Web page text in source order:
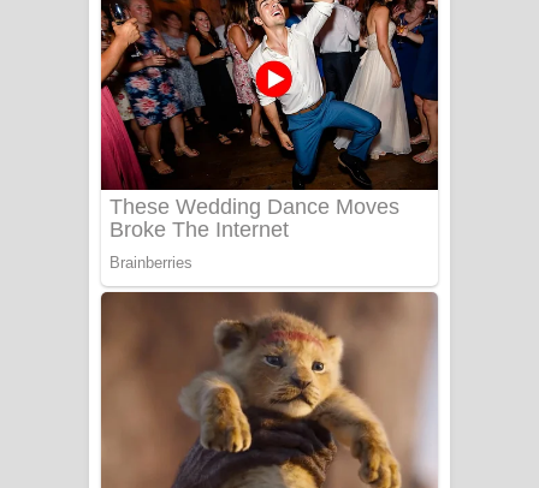
Gemak Deela Song Lyrics - ගේමක් දීලා
ගීතයේ පද පෙළ
Niwuna Numba Hinda Song Lyrics -
නිවුනා නුඹ හින්දා ගීතයේ පද පෙළ
Numba Dun Aadare Song Lyrics - නුඹ
දුන් ආදරේ ගීතයේ පද පෙළ
Liyamuda Dan Anagathe Song Lyrics
- ලියමුද දැන් අනාගතේ ගීතයේ පද පෙළ
Doni Song Lyrics - දෝණි ගීතයේ පද
පෙළ